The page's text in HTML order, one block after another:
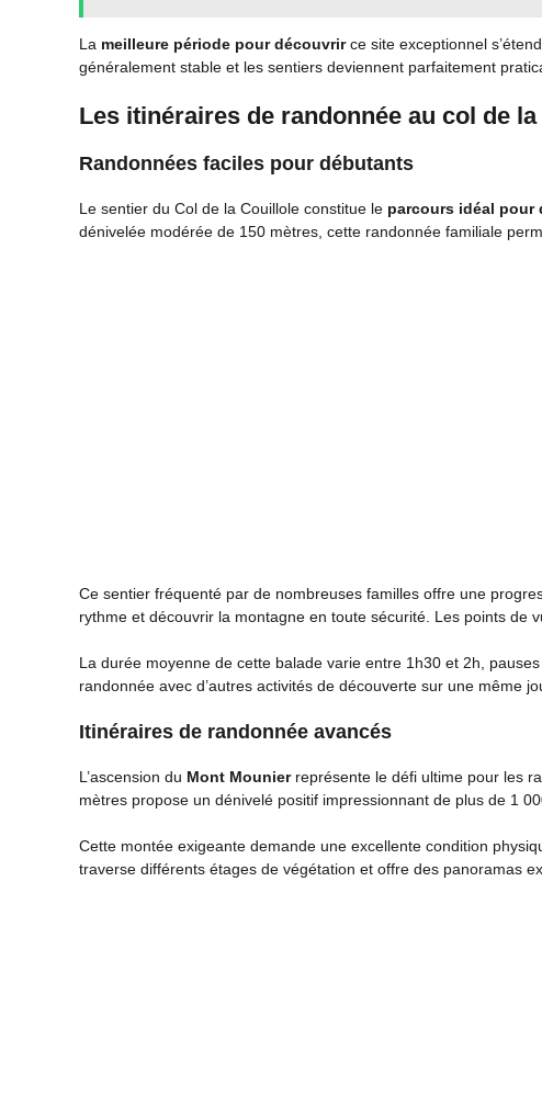
La meilleure période pour découvrirce site exceptionnel
généralement stable et les sentiers deviennent parfaitement
Les itinéraires de randonnée au col de
Randonnées faciles pour débutants
Le sentier du Col de la Couillole constitue le parcours idéal pour
dénivelée modérée de 150 mètres, cette randonnée familiale
Ce sentier fréquenté par de nombreuses familles offre une
rythme et découvrir la montagne en toute sécurité. Les points de
La durée moyenne de cette balade varie entre 1h30 et 2h,
randonnée avec d’autres activités de découverte sur une même
Itinéraires de randonnée avancés
L’ascension du Mont Mounierreprésente le défi ultime pour les
mètres propose un dénivelé positif impressionnant de plus de 1
Cette montée exigeante demande une excellente condition
traverse différents étages de végétation et offre des panoramas